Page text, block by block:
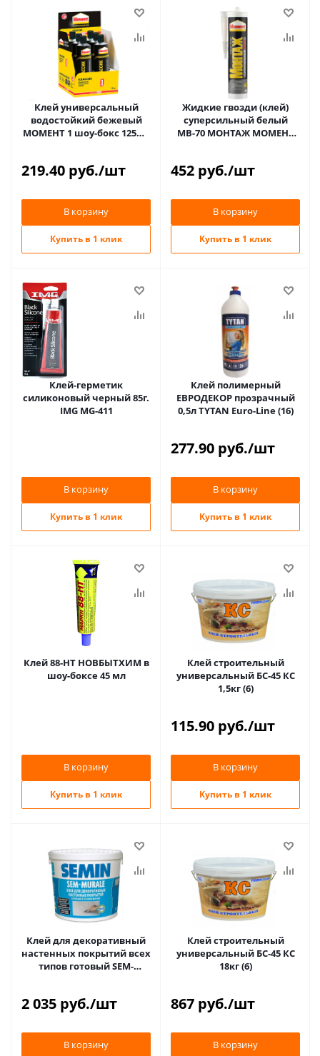
Клей универсальный
водостойкий бежевый
МОМЕНТ 1 шоу-бокс 125мл
219.40 руб./шт
В корзину
Купить в 1 клик
Жидкие гвозди (клей)
суперсильный белый
МВ-70 МОНТАЖ МОМЕНТ
452 руб./шт
В корзину
Купить в 1 клик
Клей-герметик
силиконовый черный 85г.
IMG MG-411
В корзину
Купить в 1 клик
Клей полимерный
ЕВРОДЕКОР прозрачный
0,5л TYTAN Euro-Line (16)
277.90 руб./шт
В корзину
Купить в 1 клик
Клей 88-НТ НОВБЫТХИМ в
шоу-боксе 45 мл
В корзину
Купить в 1 клик
Клей строительный
универсальный БС-45 КС
1,5кг (6)
115.90 руб./шт
В корзину
Купить в 1 клик
Клей для декоративный
настенных покрытий всех
типов готовый SEM-
2 035 руб./шт
В корзину
Клей строительный
универсальный БС-45 КС
18кг (6)
867 руб./шт
В корзину